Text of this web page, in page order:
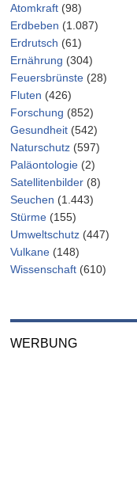
Atomkraft (98)
Erdbeben (1.087)
Erdrutsch (61)
Ernährung (304)
Feuersbrünste (28)
Fluten (426)
Forschung (852)
Gesundheit (542)
Naturschutz (597)
Paläontologie (2)
Satellitenbilder (8)
Seuchen (1.443)
Stürme (155)
Umweltschutz (447)
Vulkane (148)
Wissenschaft (610)
WERBUNG